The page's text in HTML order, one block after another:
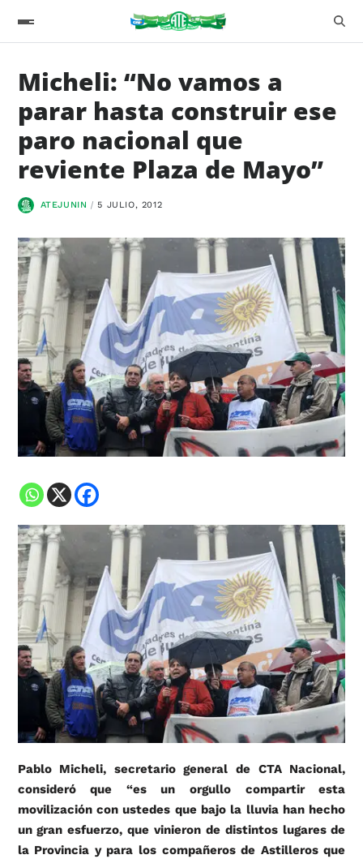
Micheli: “No vamos a
parar hasta construir ese
paro nacional que
reviente Plaza de Mayo”
ATEJUNIN 5 JULIO, 2012
Pablo Micheli, secretario general de CTA Nacional,
consideró que “es un orgullo compartir esta
movilización con ustedes que bajo la lluvia han hecho
un gran esfuerzo, que vinieron de distintos lugares de
la Provincia y para los compañeros de Astilleros que